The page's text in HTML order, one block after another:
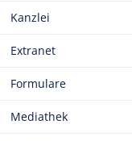
Kanzlei
Extranet
Formulare
Mediathek